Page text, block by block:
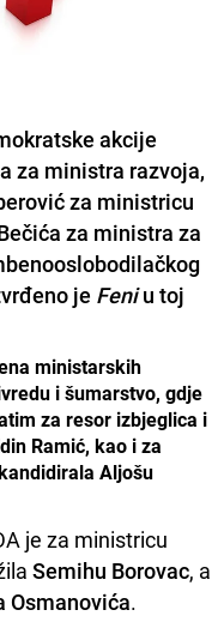
akcije
za ministra razvoja,
za ministricu
za ministra za
je Feniu toj
ministarskih
i šumarstvo, gdje
za resor izbjeglica i
Ramić, kao i za
Aljošu
je za ministricu
Semihu Borovac, a
Osmanovića.